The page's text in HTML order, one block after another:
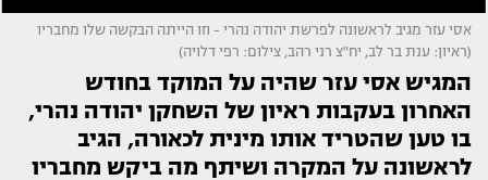
אסי עזר מגיב לראשונה לפרשת יהודה נהרי - וזו הייתה הבקשה שלו מחבריו
(ראיון: ענת בר לב, יח"צ רני רהב, צילום: רפי דלויה)
המגיש אסי עזר שהיה על המוקד בחודש
האחרון בעקבות ראיון של השחקן יהודה נהרי,
בו טען שהטריד אותו מינית לכאורה, הגיב
לראשונה על המקרה ושיתף מה ביקש מחבריו